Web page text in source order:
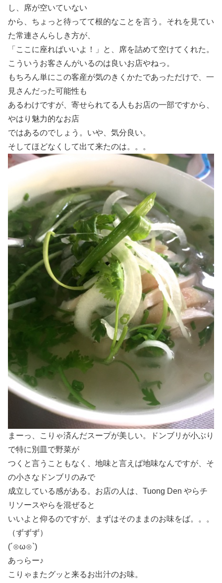
し、席が空いていない
から、ちょっと待ってて根的なことを言う。それを見てい
た常連さんらしき方が、
「ここに座ればいいよ！」と、席を詰めて空けてくれた。
こういうお客さんがいるのは良いお店やねっ。
もちろん単にこの客産が気のきくかたであっただけで、一
見さんだった可能性も
あるわけですが、寄せられてる人もお店の一部ですから、
やはり魅力的なお店
ではあるのでしょう。いや、気分良い。
そしてほどなくして出て来たのは。。。
まーっ、こりゃ済んだスープが美しい。ドンブリが小ぶり
で特に別皿で野菜が
つくと言うこともなく、地味と言えば地味なんですが、そ
の小さなドンブリのみで
成立している感がある。お店の人は、Tuong Den やらチ
リソースやらを混ぜると
いいよと仰るのですが、まずはそのままのお味をば。。。
（ずずず）
(´⊙ω⊙`)
あっらー♪
こりゃまたグッと来るお出汁のお味。